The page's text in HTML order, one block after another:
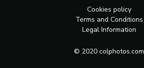
Cookies policy
Terms and Conditions
Legal Information
© 2020 colphotos.com